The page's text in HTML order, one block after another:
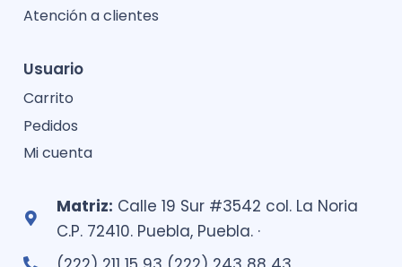
Atención a clientes
Usuario
Carrito
Pedidos
Mi cuenta
Matriz: Calle 19 Sur #3542 col. La Noria
C.P. 72410. Puebla, Puebla. ·